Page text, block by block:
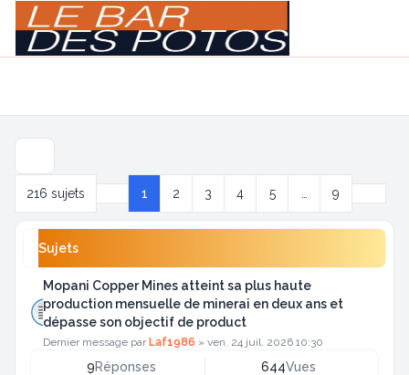
216 sujets
Page 1sur 9
1 2 3 4 5 9
Sujets
Mopani Copper Mines atteint sa plus haute
production mensuelle de minerai en deux ans et
dépasse son objectif de product
Dernier message par Laf1986 » ven. 24 juil. 2026 10:30
9Réponses 644Vues